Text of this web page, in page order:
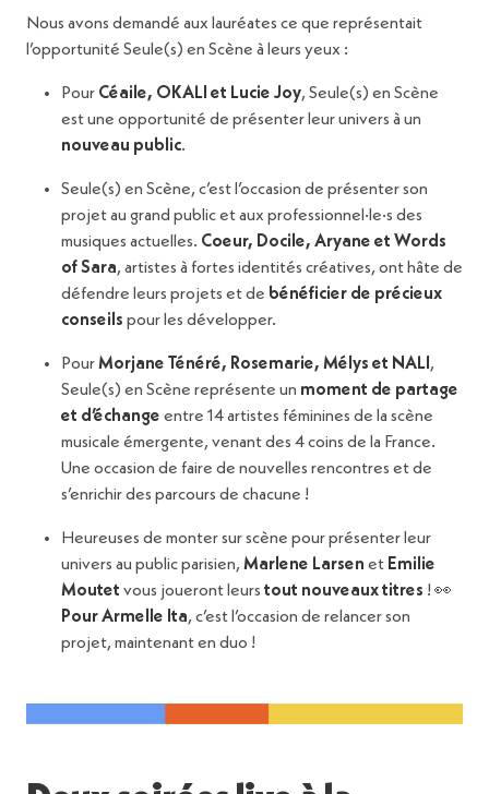
Nous avons demandé aux lauréates ce que représentait
l’opportunité Seule(s) en Scène à leurs yeux :
Pour Céaile, OKALI et Lucie Joy, Seule(s) en Scène
est une opportunité de présenter leur univers à un
nouveau public.
Seule(s) en Scène, c’est l’occasion de présenter son
projet au grand public et aux professionnel·le·s des
musiques actuelles. Coeur, Docile, Aryane et Words
of Sara, artistes à fortes identités créatives, ont hâte de
défendre leurs projets et de bénéficier de précieux
conseils pour les développer.
PourMorjane Ténéré, Rosemarie, Mélys et NALI ,
Seule(s) en Scène représente un moment de partage
et d’échange entre 14 artistes féminines de la scène
musicale émergente, venant des 4 coins de la France.
Une occasion de faire de nouvelles rencontres et de
s’enrichir des parcours de chacune !
Heureuses de monter sur scène pour présenter leur
univers au public parisien, Marlene Larsen et Emilie
Moutet vous joueront leurs tout nouveaux titres ! 👀
Pour Armelle Ita, c’est l’occasion de relancer son
projet, maintenant en duo !